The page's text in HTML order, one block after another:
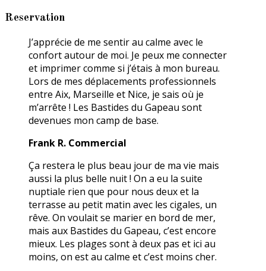
Reservation
J’apprécie de me sentir au calme avec le
confort autour de moi. Je peux me connecter
et imprimer comme si j’étais à mon bureau.
Lors de mes déplacements professionnels
entre Aix, Marseille et Nice, je sais où je
m’arrête ! Les Bastides du Gapeau sont
devenues mon camp de base.
Frank R. Commercial
Ça restera le plus beau jour de ma vie mais
aussi la plus belle nuit ! On a eu la suite
nuptiale rien que pour nous deux et la
terrasse au petit matin avec les cigales, un
rêve. On voulait se marier en bord de mer,
mais aux Bastides du Gapeau, c’est encore
mieux. Les plages sont à deux pas et ici au
moins, on est au calme et c’est moins cher.